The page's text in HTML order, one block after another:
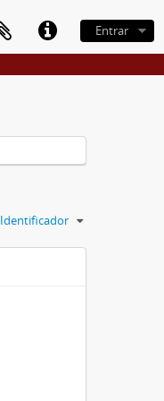
Entrar
Identificador